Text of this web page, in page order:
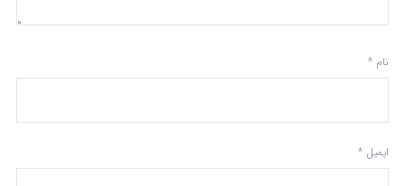
نام *
ایمیل *